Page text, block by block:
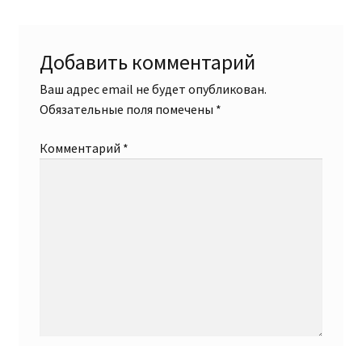
Добавить комментарий
Ваш адрес email не будет опубликован.
Обязательные поля помечены *
Комментарий *